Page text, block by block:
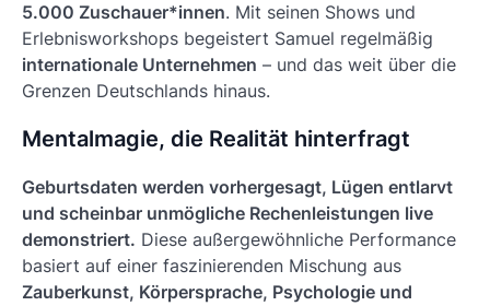
5.000 Zuschauer*innen. Mit seinen Shows und
Erlebnisworkshops begeistert Samuel regelmäßig
internationale Unternehmen – und das weit über die
Grenzen Deutschlands hinaus.
Mentalmagie, die Realität hinterfragt
Geburtsdaten werden vorhergesagt, Lügen entlarvt
und scheinbar unmögliche Rechenleistungen live
demonstriert. Diese außergewöhnliche Performance
basiert auf einer faszinierenden Mischung aus
Zauberkunst, Körpersprache, Psychologie und